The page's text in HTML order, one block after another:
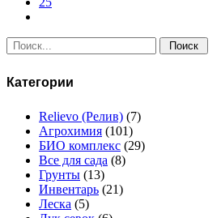
Поиск:
Категории
Relievo (Релив) (7)
Агрохимия (101)
БИО комплекс (29)
Все для сада (8)
Грунты (13)
Инвентарь (21)
Леска (5)